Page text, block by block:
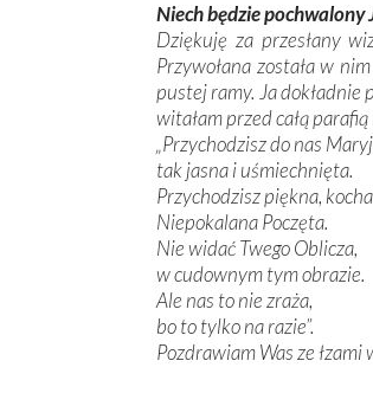
Niech będzie pochwalony
Dziękuję za przesłany
Przywołana została w
pustej ramy. Ja dokładnie
witałam przed całą
„Przychodzisz do nas
tak jasna i uśmiechnięta.
Przychodzisz piękna,
Niepokalana Poczęta.
Nie widać Twego Oblicza,
w cudownym tym obrazie.
Ale nas to nie zraża,
bo to tylko na razie”.
Pozdrawiam Was ze